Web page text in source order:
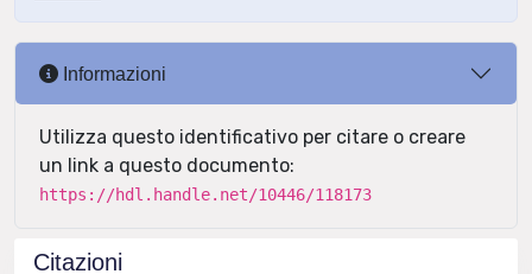
Informazioni
Utilizza questo identificativo per citare o creare
un link a questo documento:
https://hdl.handle.net/10446/118173
Citazioni